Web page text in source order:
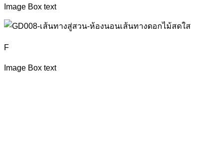
Image Box text
F
Image Box text